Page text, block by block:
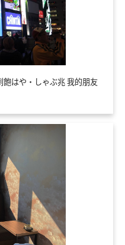
はや・しゃぶ兆 我的朋友